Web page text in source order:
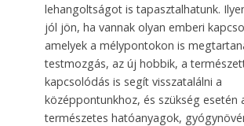
lehangoltságot is tapasztalhatunk.
jól jön, ha vannak olyan emberi
amelyek a mélypontokon is
testmozgás, az új hobbik, a
kapcsolódás is segít visszatalálni a
középpontunkhoz, és szükség esetén
természetes hatóanyagok,